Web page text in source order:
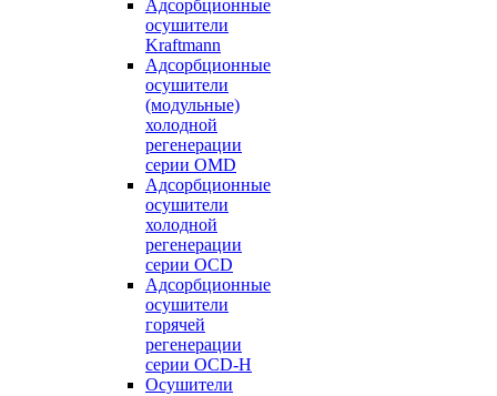
Адсорбционные
осушители
Kraftmann
Адсорбционные
осушители
(модульные)
холодной
регенерации
серии OMD
Адсорбционные
осушители
холодной
регенерации
серии OCD
Адсорбционные
осушители
горячей
регенерации
серии OСD-H
Осушители